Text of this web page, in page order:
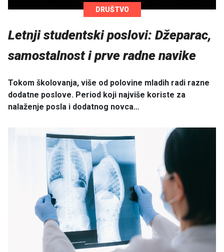
DRUŠTVO
Letnji studentski poslovi: Džeparac,
samostalnost i prve radne navike
Tokom školovanja, više od polovine mladih radi razne
dodatne poslove. Period koji najviše koriste za
nalaženje posla i dodatnog novca…